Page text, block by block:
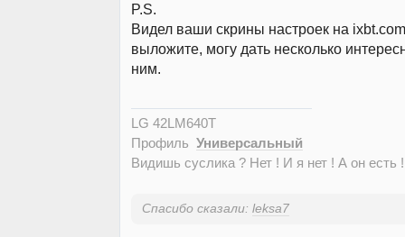
P.S.
Видел ваши скрины настроек на
выложите, могу дать несколько
ним.
LG 42LM640T
Профиль Универсальный
Видишь суслика ? Нет ! И я нет ! А он есть
Спасибо сказали: leksa7